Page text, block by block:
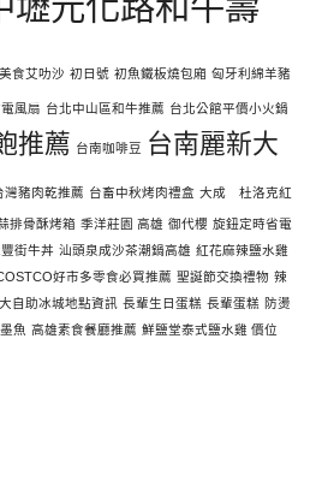
食艾叻沙 初日號 初魚鐵板燒包廂 匈牙利綿羊豬
風扇 台北中山區和牛推薦 台北公館平價小火鍋
推薦 台南咖啡豆 台南麗新大
灣豬肉乾推薦 台畜中秋烤肉禮盒 大成 杜洛克紅
排骨酥烤箱 季洋莊園 高雄 御代櫻 旋鈕定時省電
街牛丼 汕頭泉成沙茶潮鍋高雄 紅花麻辣鹽水雞
好市多零食必買推薦 聖誕節交換禮物 辣
自助冰城地點資訊 長輩生日蛋糕 長輩蛋糕 防燙
魚 高雄素食餐廳推薦 鮮鹽堂泰式鹽水雞 價位